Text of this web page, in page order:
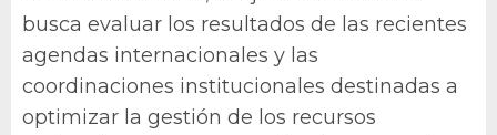
busca evaluar los resultados de las recientes
agendas internacionales y las
coordinaciones institucionales destinadas a
optimizar la gestión de los recursos